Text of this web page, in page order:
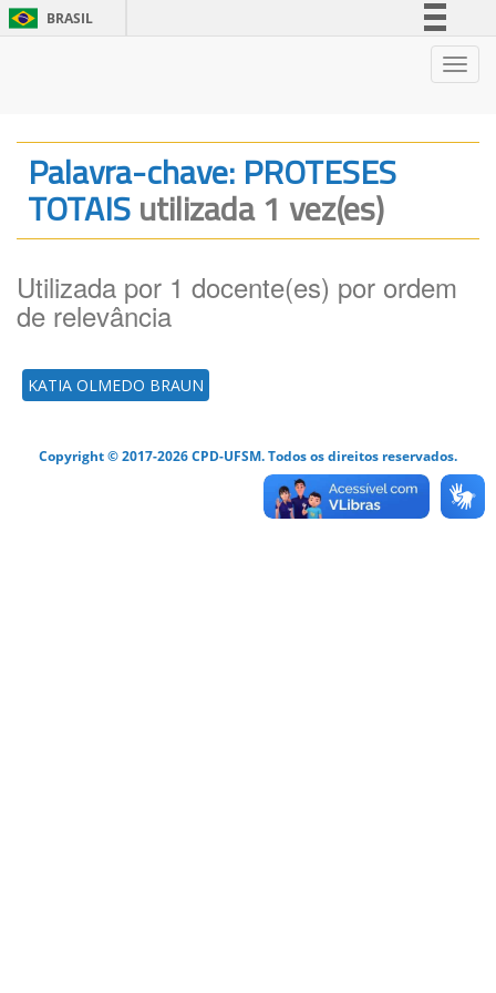
BRASIL
Legislação
Canais
Palavra-chave: PROTESES
TOTAISutilizada 1 vez(es)
Utilizada por 1 docente(es) por ordem
de relevância
KATIA OLMEDO BRAUN
Copyright © 2017-2026 CPD-UFSM. Todos os direitos reservados.